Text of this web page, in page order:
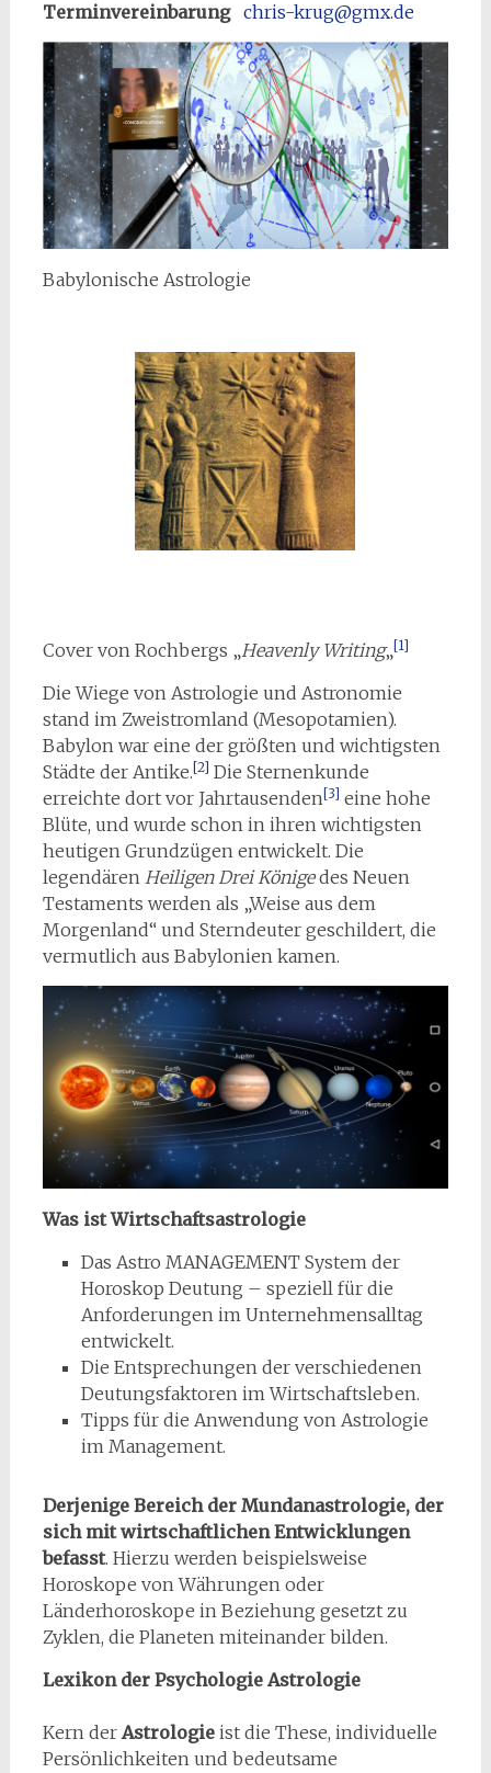
Terminvereinbarung
chris-krug@gmx.de
Babylonische Astrologie
Cover von Rochbergs „Heavenly Writing„[1]
Die Wiege von Astrologie und Astronomie
stand im Zweistromland (Mesopotamien).
Babylon war eine der größten und wichtigsten
Städte der Antike.[2] Die Sternenkunde
erreichte dort vor Jahrtausenden[3] eine hohe
Blüte, und wurde schon in ihren wichtigsten
heutigen Grundzügen entwickelt. Die
legendären Heiligen Drei Königedes Neuen
Testaments werden als „Weise aus dem
Morgenland“ und Sterndeuter geschildert, die
vermutlich aus Babylonien kamen.
Was ist Wirtschaftsastrologie
Das Astro MANAGEMENT System der
Horoskop Deutung – speziell für die
Anforderungen im Unternehmensalltag
entwickelt.
Die Entsprechungen der verschiedenen
Deutungsfaktoren im Wirtschaftsleben.
Tipps für die Anwendung von Astrologie
im Management.
Derjenige Bereich der Mundanastrologie, der
sich mit wirtschaftlichen Entwicklungen
befasst. Hierzu werden beispielsweise
Horoskope von Währungen oder
Länderhoroskope in Beziehung gesetzt zu
Zyklen, die Planeten miteinander bilden.
Lexikon der Psychologie Astrologie
Kern der Astrologieist die These, individuelle
Persönlichkeiten und bedeutsame